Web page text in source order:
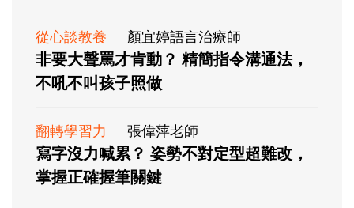
從心談教養 顏宜婷語言治療師
非要大聲罵才肯動？ 精簡指令溝通法，
不吼不叫孩子照做
翻轉學習力 張偉萍老師
寫字沒力喊累？ 姿勢不對定型超難改，
掌握正確握筆關鍵